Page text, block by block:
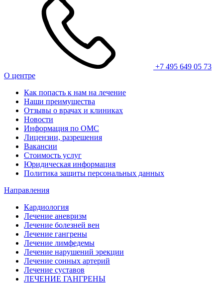
+7 495 649 05 73
О центре
Как попасть к нам на лечение
Наши преимущества
Отзывы о врачах и клиниках
Новости
Информация по ОМС
Лицензии, разрешения
Вакансии
Стоимость услуг
Юридическая информация
Политика защиты персональных данных
Направления
Кардиология
Лечение аневризм
Лечение болезней вен
Лечение гангрены
Лечение лимфедемы
Лечение нарушений эрекции
Лечение сонных артерий
Лечение суставов
ЛЕЧЕНИЕ ГАНГРЕНЫ